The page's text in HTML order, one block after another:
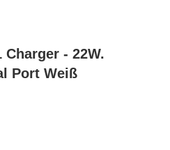
- 22W.
Port Weiß